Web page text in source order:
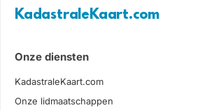
KadastraleKaart.com
Onze diensten
KadastraleKaart.com
Onze lidmaatschappen